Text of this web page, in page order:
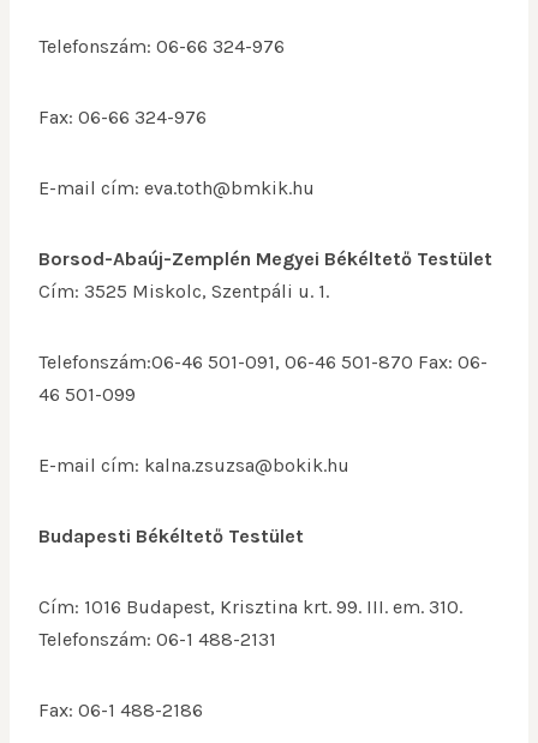
Telefonszám: 06-66 324-976
Fax: 06-66 324-976
E-mail cím: eva.toth@bmkik.hu
Borsod-Abaúj-Zemplén Megyei Békéltető Testület
Cím: 3525 Miskolc, Szentpáli u. 1.
Telefonszám:06-46 501-091, 06-46 501-870 Fax: 06-
46 501-099
E-mail cím: kalna.zsuzsa@bokik.hu
Budapesti Békéltető Testület
Cím: 1016 Budapest, Krisztina krt. 99. III. em. 310.
Telefonszám: 06-1 488-2131
Fax: 06-1 488-2186